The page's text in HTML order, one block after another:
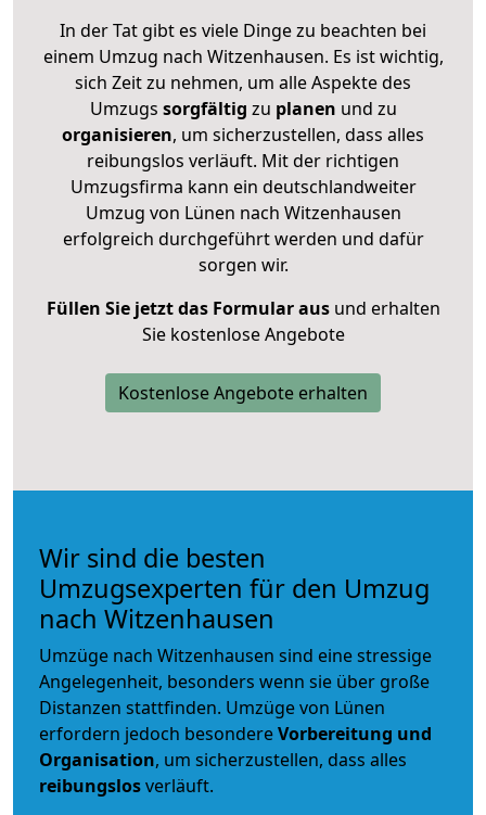
In der Tat gibt es viele Dinge zu beachten bei
einem Umzug nach Witzenhausen. Es ist wichtig,
sich Zeit zu nehmen, um alle Aspekte des
Umzugs sorgfältig zu planen und zu
organisieren, um sicherzustellen, dass alles
reibungslos verläuft. Mit der richtigen
Umzugsfirma kann ein deutschlandweiter
Umzug von Lünen nach Witzenhausen
erfolgreich durchgeführt werden und dafür
sorgen wir.
Füllen Sie jetzt das Formular ausund erhalten
Sie kostenlose Angebote
Kostenlose Angebote erhalten
Wir sind die besten
Umzugsexperten für den Umzug
nach Witzenhausen
Umzüge nach Witzenhausen sind eine stressige
Angelegenheit, besonders wenn sie über große
Distanzen stattfinden. Umzüge von Lünen
erfordern jedoch besondereVorbereitung und
Organisation, um sicherzustellen, dass alles
reibungslosverläuft.